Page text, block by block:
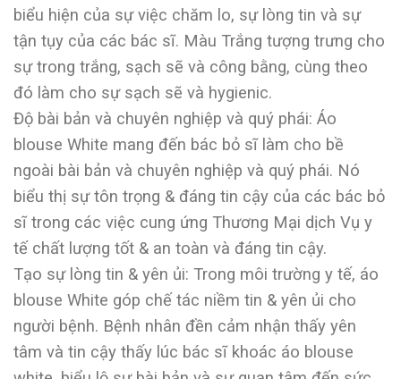
biểu hiện của sự việc chăm lo, sự lòng tin và sự
tận tụy của các bác sĩ. Màu Trắng tượng trưng cho
sự trong trắng, sạch sẽ và công bằng, cùng theo
đó làm cho sự sạch sẽ và hygienic.
Độ bài bản và chuyên nghiệp và quý phái: Áo
blouse White mang đến bác bỏ sĩ làm cho bề
ngoài bài bản và chuyên nghiệp và quý phái. Nó
biểu thị sự tôn trọng & đáng tin cậy của các bác bỏ
sĩ trong các việc cung ứng Thương Mại dịch Vụ y
tế chất lượng tốt & an toàn và đáng tin cậy.
Tạo sự lòng tin & yên ủi: Trong môi trường y tế, áo
blouse White góp chế tác niềm tin & yên ủi cho
người bệnh. Bệnh nhân đền cảm nhận thấy yên
tâm và tin cậy thấy lúc bác sĩ khoác áo blouse